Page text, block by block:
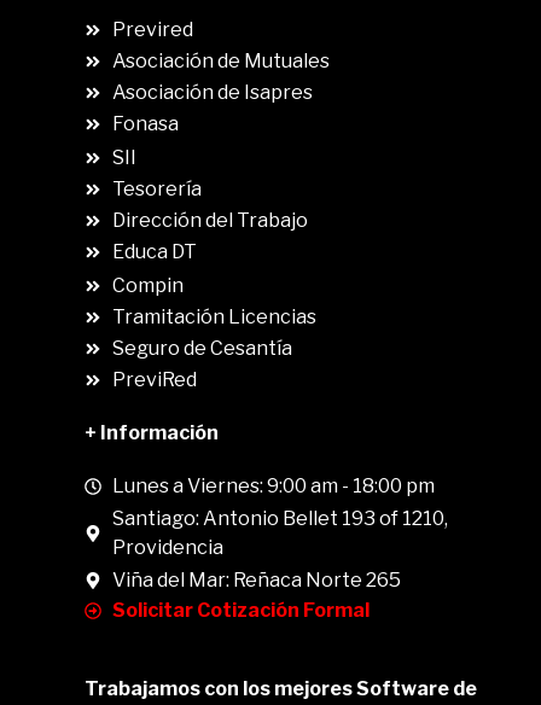
Previred
Asociación de Mutuales
Asociación de Isapres
Fonasa
SII
Tesorería
Dirección del Trabajo
Educa DT
Compin
Tramitación Licencias
Seguro de Cesantía
PreviRed
+ Información
Lunes a Viernes: 9:00 am - 18:00 pm
Santiago: Antonio Bellet 193 of 1210,
Providencia
Viña del Mar: Reñaca Norte 265
Solicitar Cotización Formal
Trabajamos con los mejores Software de